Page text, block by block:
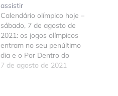
assistir
Calendário olímpico hoje –
sábado, 7 de agosto de
2021: os jogos olímpicos
entram no seu penúltimo
dia e o Por Dentro do
RN deixa você bem
7 de agosto de 2021